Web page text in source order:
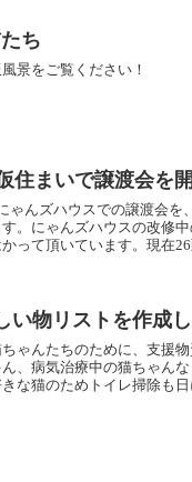
ち
景をご覧ください！
住まいで譲渡会を
ゃんズハウスでの譲渡会を
。にゃんズハウスの改修
って頂いています。現在
い物リストを作成
ゃんたちのために、支援
、病気治療中の猫ちゃん
な猫のためトイレ掃除も